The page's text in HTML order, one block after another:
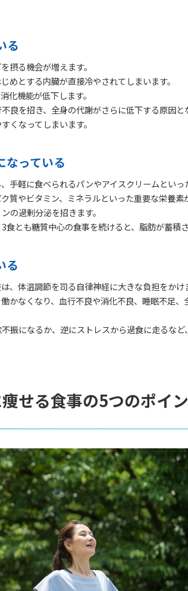
る
摂る機会が増えます。
めとする内臓が直接冷やされてしまいます。
化機能が低下します。
を招き、全身の代謝がさらに低下する原因と
くなってしまいます。
なっている
手軽に食べられるパンやアイスクリームといっ
質やビタミン、ミネラルといった重要な栄養素
の過剰分泌を招きます。
とも糖質中心の食事を続けると、脂肪が蓄積
る
、体温調節を司る自律神経に大きな負担をかけ
かなくなり、血行不良や消化不良、睡眠不足
振になるか、逆にストレスから過食に走るな
せる食事の5つのポイ